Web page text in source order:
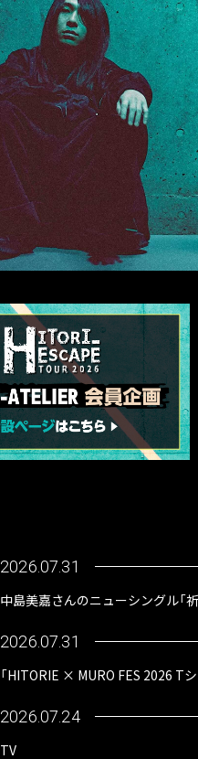
2026.07.31
中島美嘉さんのニューシングル「
2026.07.31
「HITORIE × MURO FES 2026 T
2026.07.24
TV